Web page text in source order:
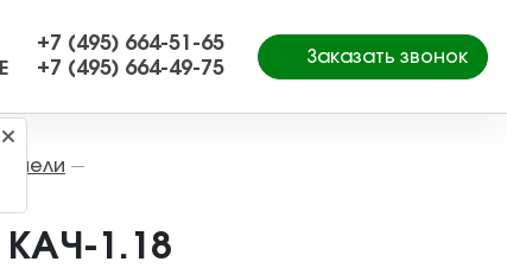
+7 (495) 664-51-65
+7 (495) 664-49-75
Заказать звонок
Качели —
1.18